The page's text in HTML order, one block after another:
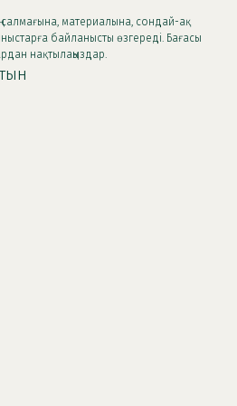
салмағына, материалына, сондай-ақ
байланысты өзгереді. Бағасы
нақтылаңыздар.